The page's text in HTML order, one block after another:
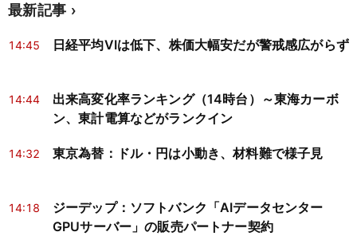
最新記事
14:45 日経平均VIは低下、株価大幅安だが警戒感広がらず
14:44
出来高変化率ランキング（14時台）～東海カーボ
ン、東計電算などがランクイン
14:32 東京為替：ドル・円は小動き、材料難で様子見
14:18
ジーデップ：ソフトバンク「AIデータセンター
GPUサーバー」の販売パートナー契約